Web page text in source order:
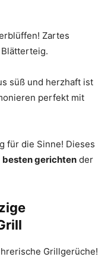
Zartes
süß und herzhaft ist
perfekt mit
für die Sinne! Dieses
besten gerichten der
Grillgerüche!